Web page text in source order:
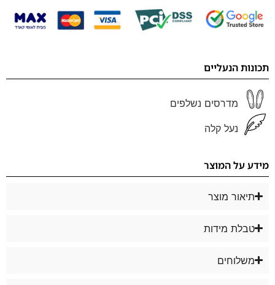
תכונות הנעליים
מדרסים נשלפים
נעל קלה
מידע על המוצר
תיאור מוצר
טבלת מידות
משלוחים